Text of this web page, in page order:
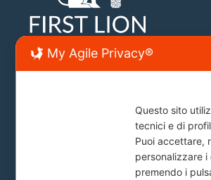
Lecce, Viale Japigia, 20
My Agile Privacy®
Questo sito
tecnici e di
Puoi accettare,
personalizzare i
premendo i